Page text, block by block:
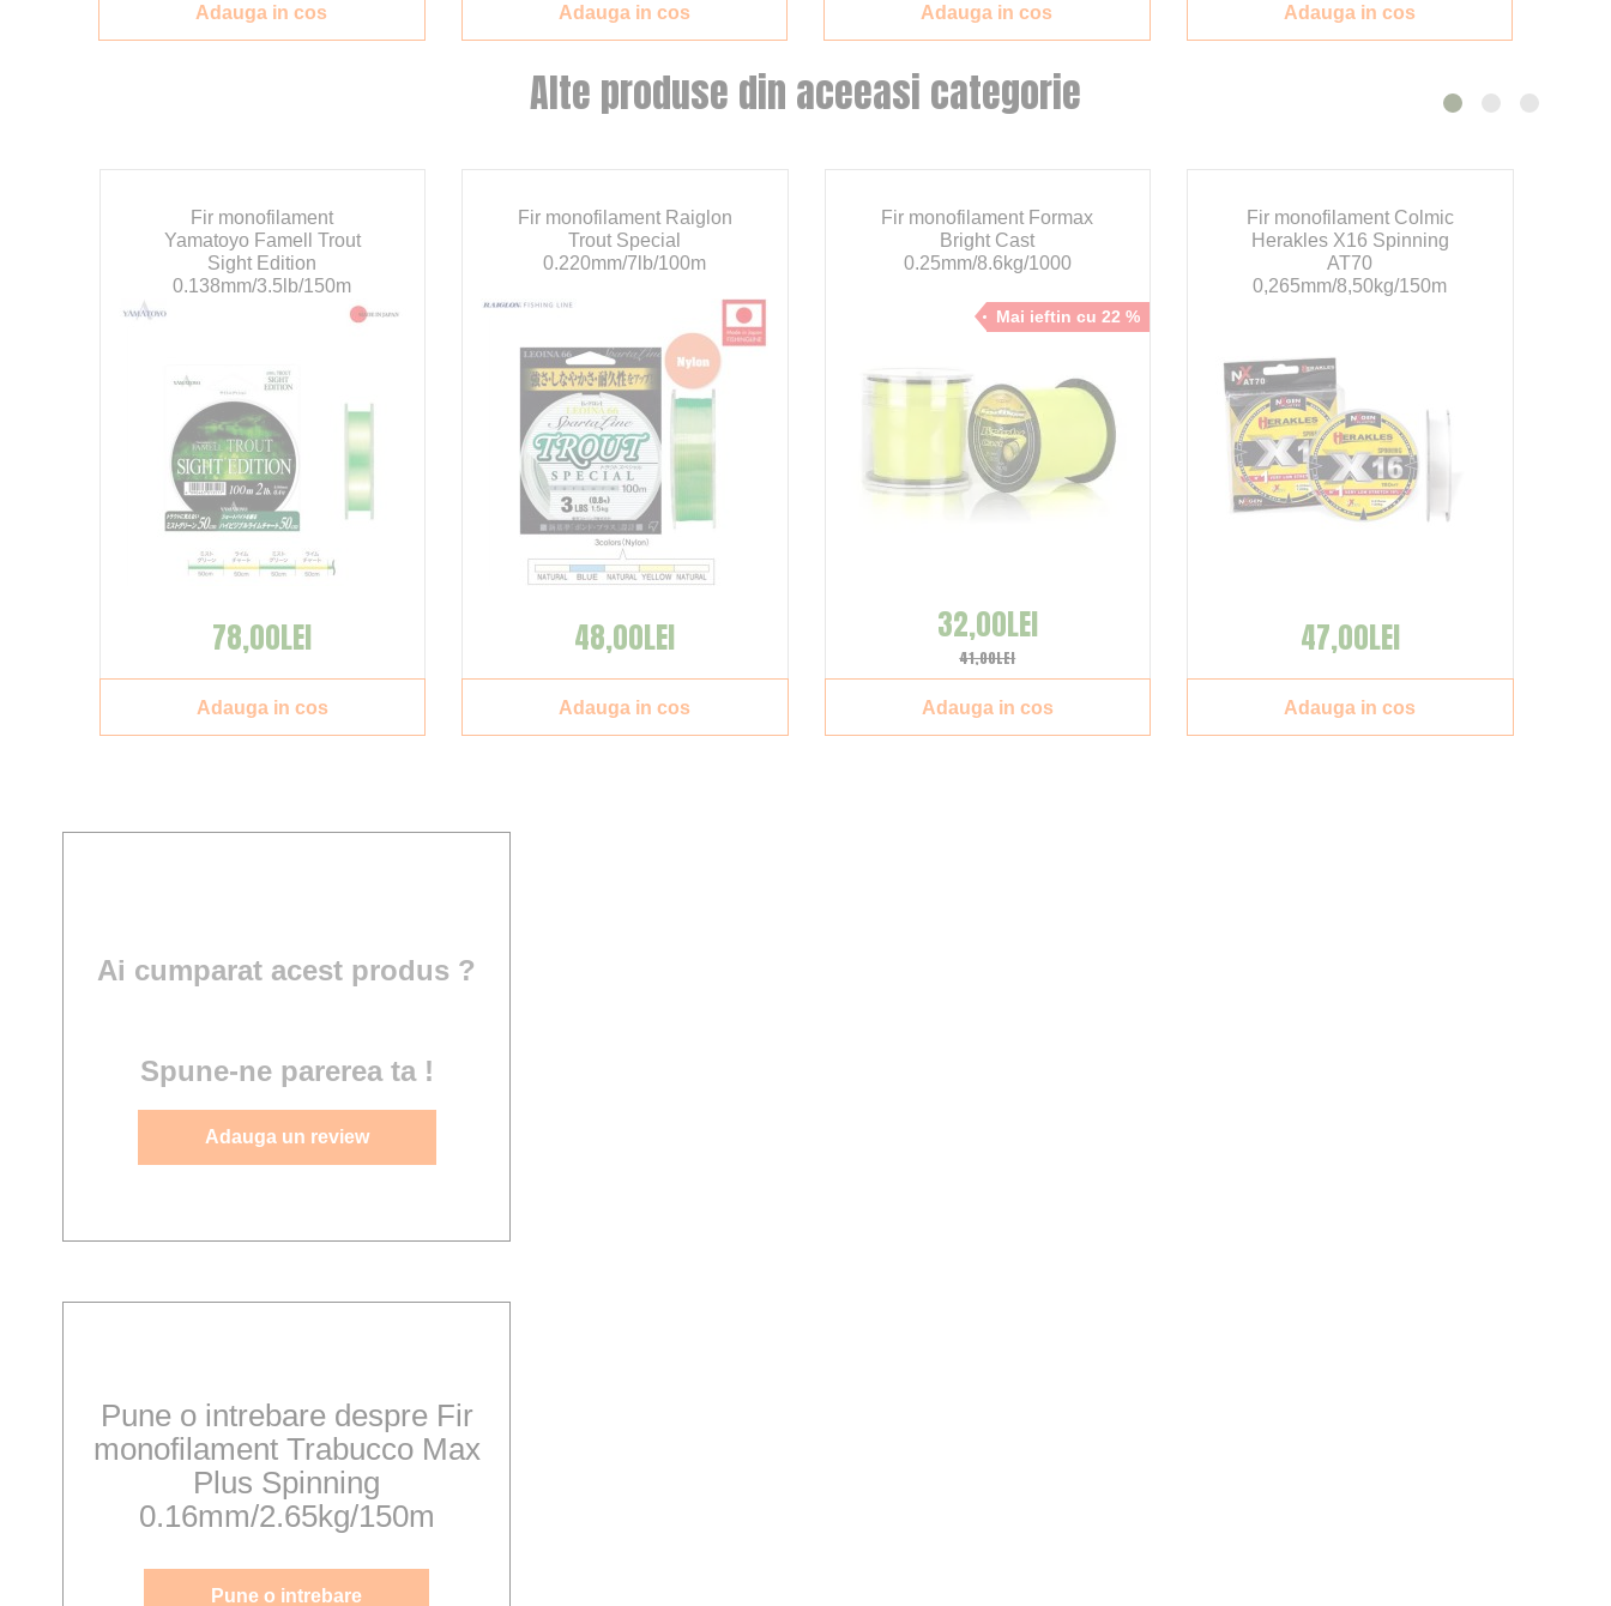
Ai cumparat acest produs ?
Spune-ne parerea ta !
Adauga un review
Pune o intrebare despre Fir
monofilament Trabucco Max
Plus Spinning
0.16mm/2.65kg/150m
Pune o intrebare
Alte produse din aceeasi categorie
Fir monofilament
Yamatoyo Famell Trout
Sight Edition
0.138mm/3.5lb/150m
78,00LEI
Adauga in cos
Fir monofilament Raiglon
Trout Special
0.220mm/7lb/100m
48,00LEI
Adauga in cos
Fir monofilament Formax
Bright Cast
0.25mm/8.6kg/1000
Mai ieftin cu 22 %
41,00LEI
32,00LEI
Adauga in cos
Fir monofilament Colmic
Herakles X16 Spinning
AT70
0,265mm/8,50kg/150m
47,00LEI
Adauga in cos
Adauga in cos Adauga in cos Adauga in cos Adauga in cos